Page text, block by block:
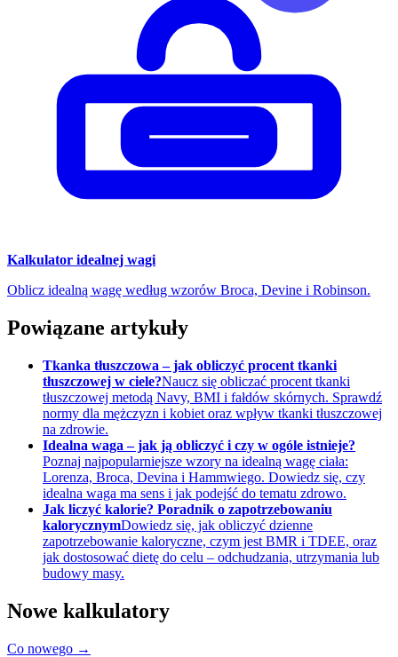
Kalkulator idealnej wagi
Oblicz idealną wagę według wzorów Broca, Devine i Robinson.
Powiązane artykuły
Tkanka tłuszczowa – jak obliczyć procent tkanki
tłuszczowej w ciele?Naucz się obliczać procent tkanki
tłuszczowej metodą Navy, BMI i fałdów skórnych. Sprawdź
normy dla mężczyzn i kobiet oraz wpływ tkanki tłuszczowej
na zdrowie.
Idealna waga – jak ją obliczyć i czy w ogóle istnieje?
Poznaj najpopularniejsze wzory na idealną wagę ciała:
Lorenza, Broca, Devina i Hammwiego. Dowiedz się, czy
idealna waga ma sens i jak podejść do tematu zdrowo.
Jak liczyć kalorie? Poradnik o zapotrzebowaniu
kalorycznymDowiedz się, jak obliczyć dzienne
zapotrzebowanie kaloryczne, czym jest BMR i TDEE, oraz
jak dostosować dietę do celu – odchudzania, utrzymania lub
budowy masy.
Nowe kalkulatory
Co nowego →